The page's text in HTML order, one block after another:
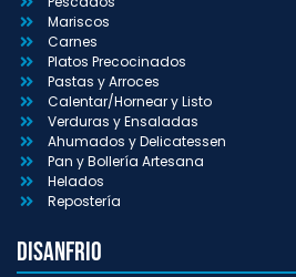
Mariscos
Carnes
Platos Precocinados
Pastas y Arroces
Calentar/Hornear y Listo
Verduras y Ensaladas
Ahumados y Delicatessen
Pan y Bollería Artesana
Helados
Repostería
Disanfrio